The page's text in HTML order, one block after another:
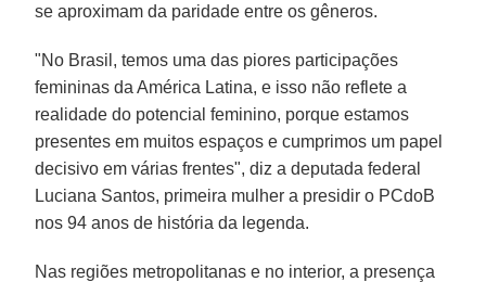
se aproximam da paridade entre os gêneros.
"No Brasil, temos uma das piores participações
femininas da América Latina, e isso não reflete a
realidade do potencial feminino, porque estamos
presentes em muitos espaços e cumprimos um papel
decisivo em várias frentes", diz a deputada federal
Luciana Santos, primeira mulher a presidir o PCdoB
nos 94 anos de história da legenda.
Nas regiões metropolitanas e no interior, a presença